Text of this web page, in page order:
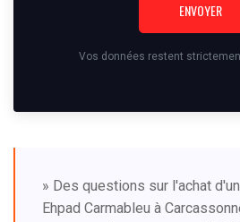
ENVOYER
Vos données restent
» Des questions sur l'achat
Ehpad Carmableu à